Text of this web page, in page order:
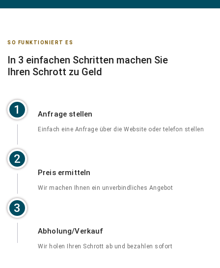
SO FUNKTIONIERT ES
In 3 einfachen Schritten machen Sie
Ihren Schrott zu Geld
1
2
3
Anfrage stellen
Einfach eine Anfrage über die Website oder telefon stellen
Preis ermitteln
Wir machen Ihnen ein unverbindliches Angebot
Abholung/Verkauf
Wir holen Ihren Schrott ab und bezahlen sofort